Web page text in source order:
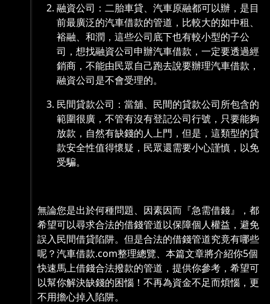
融資公司：二胎車貸、汽車原融都可以辦，是目
前最廣泛的汽車借款的管道，比較大的如中租、
裕融、和潤，這些公司底下也有較小型的子公
司，想找融資公司申辦汽車借款，一定要透過經
銷商，不能由民眾自己跑去說要辦理汽車借款，
融資公司是不會受理的。
民間貸款公司：當舖、民間的貸款公司所包含的
範圍很廣，不管有沒有登記公司行號，只要能夠
放款，自然有缺錢的人上門，但是，這類型的貸
款安全性值得懷疑，民眾還需要小心謹慎，以免
受騙。
無論您是出於何種問題、因素因而『急需借錢』，都
希望可以尋求合法的借錢管道以保障個人權益，避免
誤入民間借貸陷阱。但是合法的借錢管道究竟有哪些
呢？汽車借款.com整理總覽、本篇文章將介紹你5個
快速馬上借錢合法撥款的管道，提供你參考，希望可
以幫你解決缺錢的困惱！不再為資金不足而煩惱，更
不用擔心掉入陷阱。